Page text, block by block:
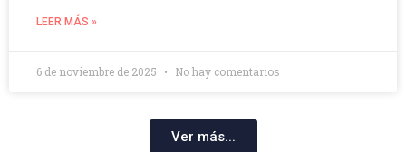
LEER MÁS »
6 de noviembre de 2025 No hay comentarios
Ver más...